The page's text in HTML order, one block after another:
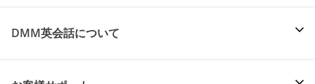
DMM英会話について